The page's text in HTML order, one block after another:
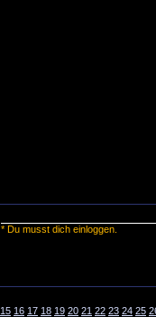
* Du musst dich einloggen.
15 16 17 18 19 20 21 22 23 24 25